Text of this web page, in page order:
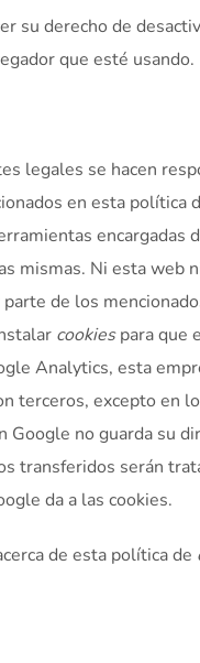
su derecho de
que esté usando.
legales se hacen
en esta política
encargadas
mismas. Ni esta
de los
cookiespara que
Analytics, esta
terceros, excepto en
no guarda su
transferidos serán
da a las cookies.
de esta política de